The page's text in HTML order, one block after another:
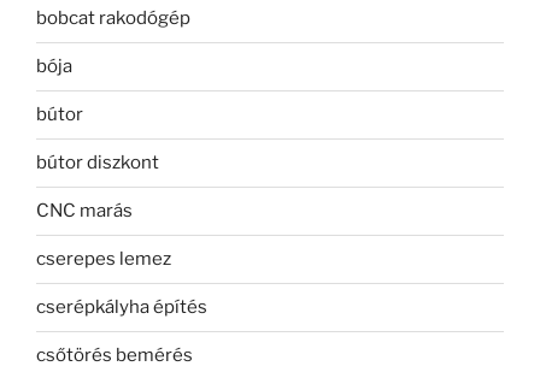
bobcat rakodógép
bója
bútor
bútor diszkont
CNC marás
cserepes lemez
cserépkályha építés
csőtörés bemérés